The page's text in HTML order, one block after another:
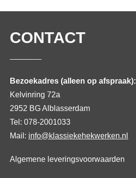
CONTACT
Bezoekadres (alleen op afspraak):
Kelvinring 72a
2952 BG Alblasserdam
Tel: 078-2001033
Mail: info@klassiekehekwerken.nl
Algemene leveringsvoorwaarden